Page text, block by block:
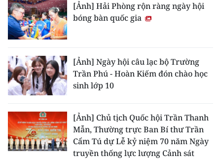
[Ảnh] Hải Phòng rộn ràng ngày hội
bóng bàn quốc gia
[Ảnh] Ngày hội câu lạc bộ Trường
Trần Phú - Hoàn Kiếm đón chào học
sinh lớp 10
[Ảnh] Chủ tịch Quốc hội Trần Thanh
Mẫn, Thường trực Ban Bí thư Trần
Cẩm Tú dự Lễ kỷ niệm 70 năm Ngày
truyền thống lực lượng Cảnh sát